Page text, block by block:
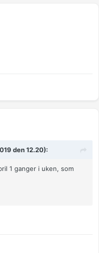
den 12.20):
1 ganger i uken, som